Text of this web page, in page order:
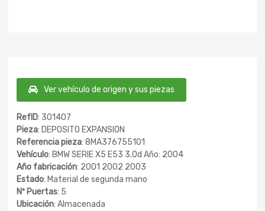
Ver vehículo de origen y sus piezas
RefID: 301407
Pieza: DEPOSITO EXPANSION
Referencia pieza: 8MA376755101
Vehículo: BMW SERIE X5 E53 3.0d Año: 2004
Año fabricación: 2001 2002 2003
Estado: Material de segunda mano
Nº Puertas: 5
Ubicación: Almacenada